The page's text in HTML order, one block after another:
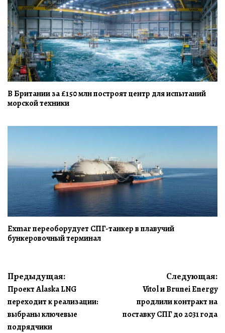
В Британии за £150 млн построят центр для испытаний
морской техники
Exmar переоборудует СПГ-танкер в плавучий
бункеровочный терминал
Навигация
по
записям
Предыдущая:
Проект Alaska LNG
переходит к реализации:
выбраны ключевые
подрядчики
Следующая:
Vitol и Brunei Energy
продлили контракт на
поставку СПГ до 2031 года